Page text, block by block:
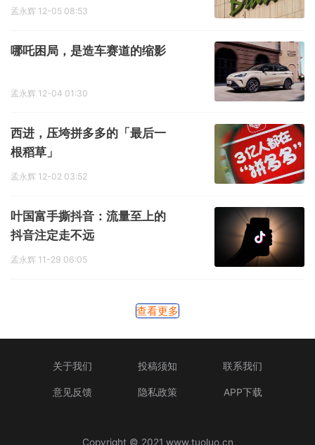
孟永辉 12-05 08:53
哪吒困局，是造车赛道的缩影
孟永辉 12-04 01:30
西进，压垮拼多多的「最后一
根稻草」
孟永辉 12-02 03:52
叶国富手撕抖音：流量至上的
抖音注定走不远
孟永辉 11-29 06:05
查看更多
关于我们 投稿须知 联系我们
意见反馈 隐私政策 APP下载
Copyright © 2021 www.tuoluo.cn